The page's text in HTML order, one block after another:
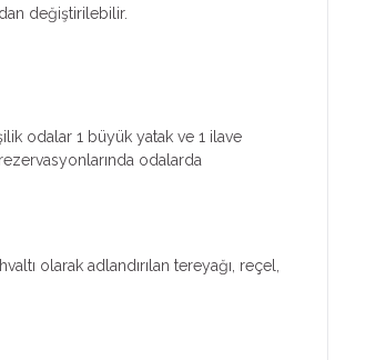
değiştirilebilir.
odalar 1 büyük yatak ve 1 ilave
odalarda
olarak adlandırılan tereyağı, reçel,